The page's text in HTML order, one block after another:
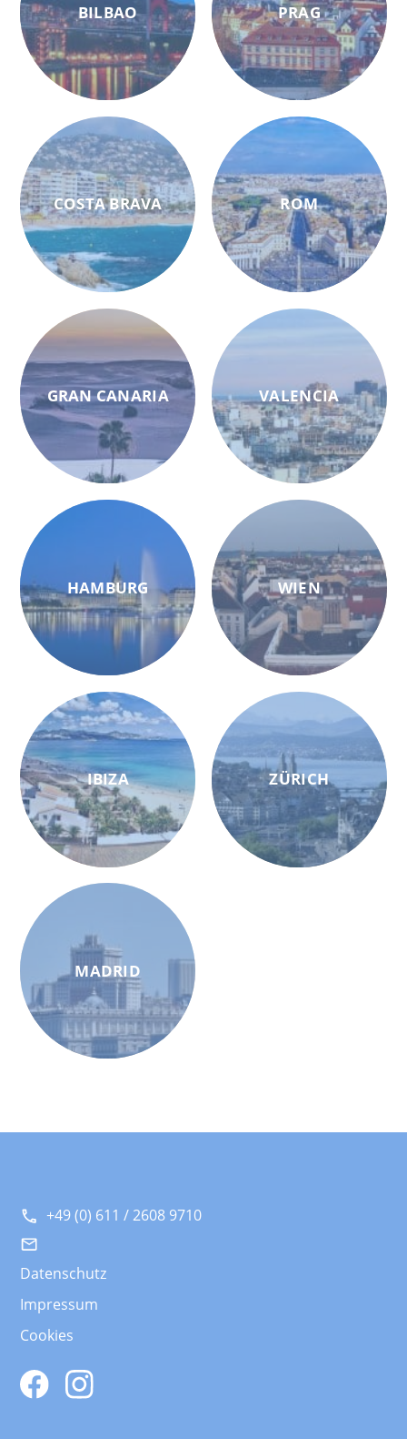
BILBAO
COSTA BRAVA
GRAN CANARIA
HAMBURG
IBIZA
MADRID
PRAG
ROM
VALENCIA
WIEN
ZÜRICH
+49 (0) 611 / 2608 9710
Datenschutz
Impressum
Cookies